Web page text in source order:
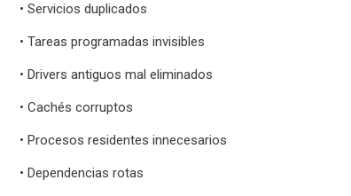
• Servicios duplicados
• Tareas programadas invisibles
• Drivers antiguos mal eliminados
• Cachés corruptos
• Procesos residentes innecesarios
• Dependencias rotas